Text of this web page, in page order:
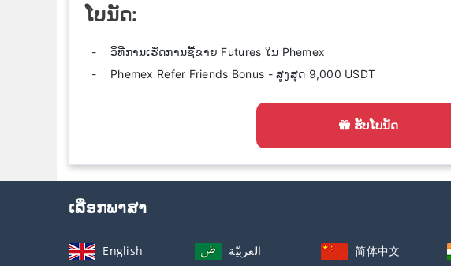
ໂບນັດ:
ວິທີການເຮັດການຊື້ຂາຍ Futures ໃນ Phemex
Phemex Refer Friends Bonus - ສູງສຸດ 9,000 USDT
ຮັບໂບນັດ
ເລືອກພາສາ
English العربيّة 简体中文